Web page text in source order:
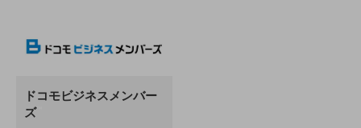
100回線以上のお問い合わせ・お見積りはこちら
ドコモビジネスメンバー
ズ™